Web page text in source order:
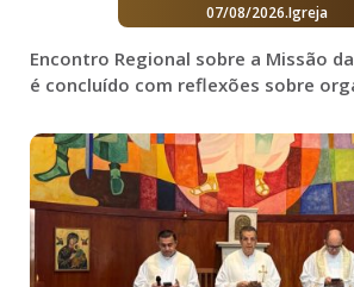
07/08/2026.Igreja
Encontro Regional sobre a Missão
é concluído com reflexões sobre